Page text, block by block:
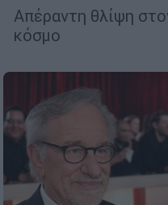
Απέραντη θλίψη
κόσμο